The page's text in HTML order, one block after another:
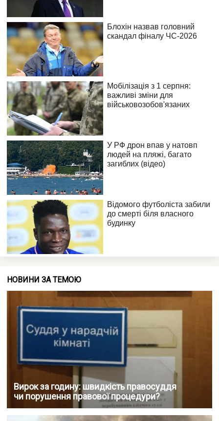
НОВИНИ ЗА ТЕМОЮ
Вирок за годину: швидкість правосуддя
чи порушення правової процедури?